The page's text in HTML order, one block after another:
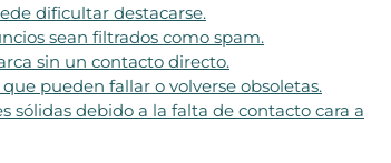
dificultar destacarse.
sean filtrados como spam.
sin un contacto directo.
pueden fallar o volverse obsoletas.
sólidas debido a la falta de contacto cara a